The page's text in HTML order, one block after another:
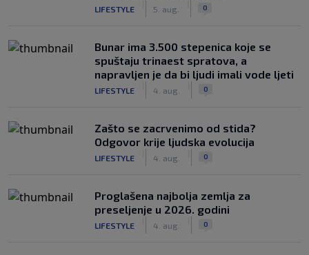
LIFESTYLE 5. aug. 0
Bunar imа 3.500 stepenica koje se
spuštaju trinaest spratova, a
napravljen je da bi ljudi imali vode ljeti
LIFESTYLE 4. aug. 0
Zašto se zacrvenimo od stida?
Odgovor krije ljudska evolucija
LIFESTYLE 4. aug. 0
Proglašena najbolja zemlja za
preseljenje u 2026. godini
LIFESTYLE 4. aug. 0